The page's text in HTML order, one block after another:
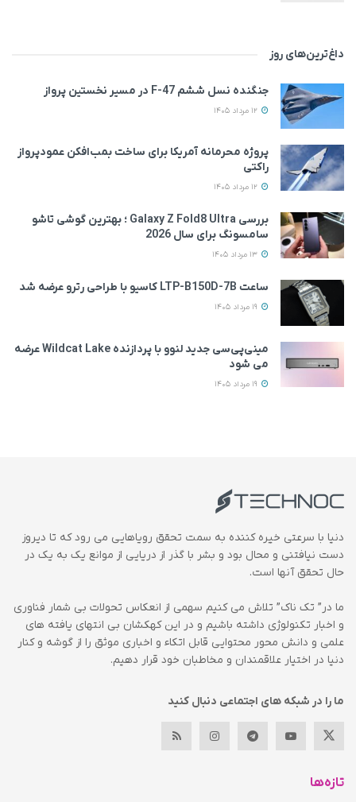
داغ‌ترین‌های روز
جنگنده نسل ششم F-47 در مسیر نخستین پرواز
پروژه محرمانه آمریکا برای ساخت بمب‌افکن عمودپرواز
راکتی
بررسی Galaxy Z Fold8 Ultra ؛ بهترین گوشی تاشو
سامسونگ برای سال 2026
ساعت LTP-B150D-7B کاسیو با طراحی رترو عرضه شد
مینی‌پی‌سی جدید لنوو با پردازنده Wildcat Lake عرضه
می‌ شود
دنیا با سرعتی خیره کننده به سمت تحقق رویاهایی می رود که تا دیروز
دست نیافتنی و محال بود و بشر با گذر از دریایی از موانع یک به یک در
حال تحقق آنها است.
ما در” تک ناک” تلاش می کنیم سهمی از انعکاس تحولات بی شمار فناوری
و اخبار تکنولوژی داشته باشیم و در این کهکشان بی انتهای یافته های
علمی و دانش محور محتوایی قابل اتکاء و اخباری موثق را از گوشه و کنار
دنیا در اختیار علاقمندان و مخاطبان خود قرار دهیم.
ما را در شبکه های اجتماعی دنبال کنید
تازه‌ها